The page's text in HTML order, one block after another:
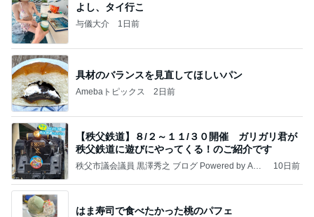
よし、タイ行こ
与儀大介 1日前
具材のバランスを見直してほしいパン
Amebaトピックス 2日前
【秩父鉄道】８/２～１１/３０開催 ガリガリ君が
秩父鉄道に遊びにやってくる！のご紹介です
秩父市議会議員 黒澤秀之 ブログ Powered by Ame
10日前
はま寿司で食べたかった桃のパフェ